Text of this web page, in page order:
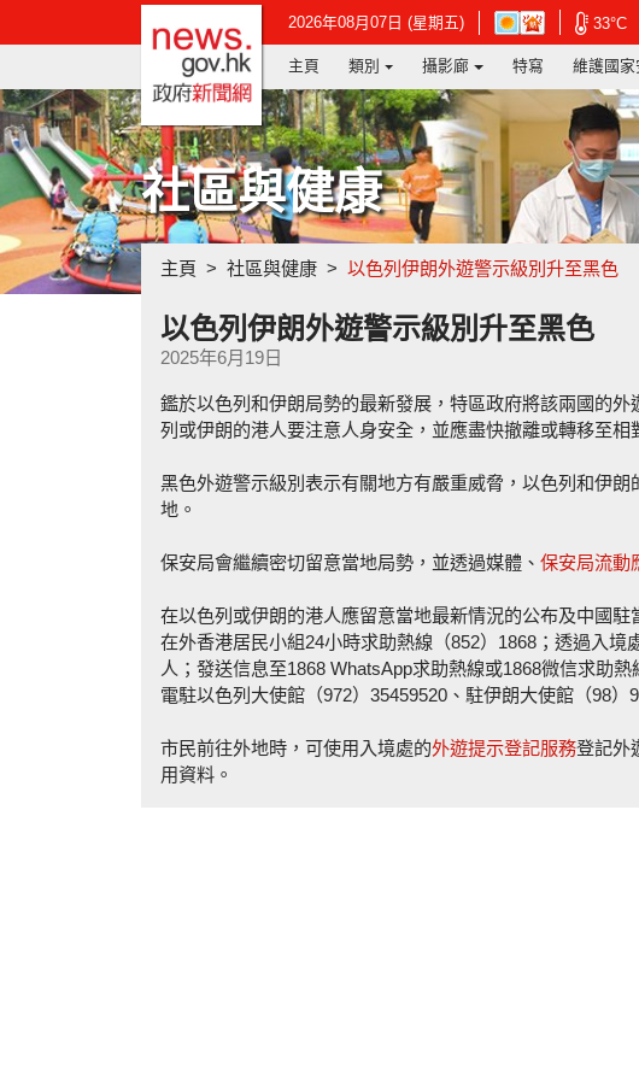
2026年08月07日 (星期五)
在
新
窗
香
港
天
台
網
33°C在
-
政府新聞網主頁
主頁 類別 攝影廊 特寫 維護國家
社區與健康
主頁 社區與健康 以色列伊朗外遊警示級別升至黑色
以色列伊朗外遊警示級別升至黑色
2025年6月19日
鑑於以色列和伊朗局勢的最新發展，特區政府將該兩國的
列或伊朗的港人要注意人身安全，並應盡快撤離或轉移至相
黑色外遊警示級別表示有關地方有嚴重威脅，以色列和伊
地。
保安局會繼續密切留意當地局勢，並透過媒體、 保安局流動
在以色列或伊朗的港人應留意當地最新情況的公布及中國
在外香港居民小組24小時求助熱線（852）1868；透過入
人；發送信息至1868 WhatsApp求助熱線或1868微信求助
電駐以色列大使館（972）35459520、駐伊朗大使館（98）
市民前往外地時，可使用入境處的外遊提示登記服務登記外
用資料。